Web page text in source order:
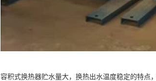
容积式换热器贮水量大，换热出水温度稳定的特点